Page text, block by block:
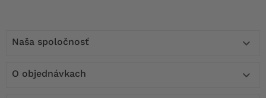
Naša spoločnosť 
O objednávkach 